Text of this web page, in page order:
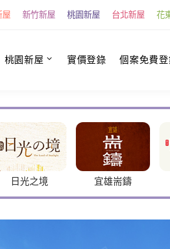
屋 新竹新屋 桃園新屋 台北新屋 花
桃園新屋 實價登錄 個案免費
宜雄耑鑄 沐光馥2